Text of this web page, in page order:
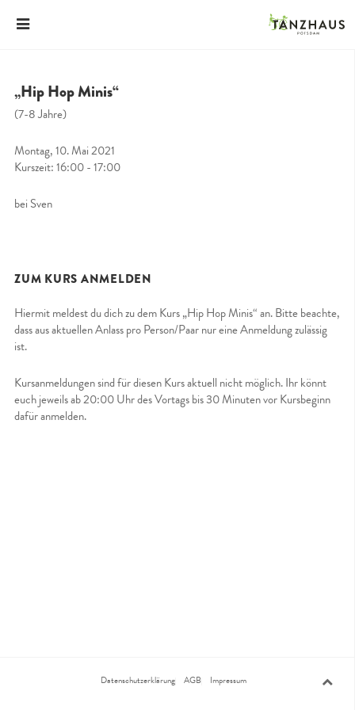
„Hip Hop Minis“
(7-8 Jahre)
Montag, 10. Mai 2021
Kurszeit: 16:00 - 17:00
bei Sven
ZUM KURS ANMELDEN
Hiermit meldest du dich zu dem Kurs „Hip Hop Minis“ an. Bitte beachte,
dass aus aktuellen Anlass pro Person/Paar nur eine Anmeldung zulässig
ist.
Kursanmeldungen sind für diesen Kurs aktuell nicht möglich. Ihr könnt
euch jeweils ab 20:00 Uhr des Vortags bis 30 Minuten vor Kursbeginn
dafür anmelden.
Datenschutzerklärung AGB Impressum